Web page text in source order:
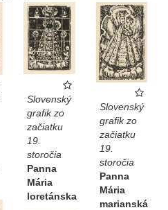
Slovenský
grafik zo
začiatku
19.
storočia
Panna
Mária
loretánska
Slovenský
grafik zo
začiatku
19.
storočia
Panna
Mária
marianská